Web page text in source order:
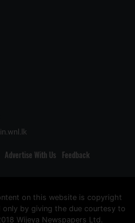
Advertise With Us Feedback
on this website is copyright
by giving the due courtesy to
Wijeya Newspapers Ltd.